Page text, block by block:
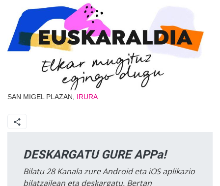
SAN MIGEL PLAZAN, IRURA
DESKARGATU GURE APPa!
Bilatu 28 Kanala zure Android eta iOS aplikazio
bilatzailean eta deskargatu. Bertan